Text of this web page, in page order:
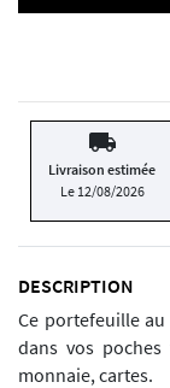
local_shipping
Livraison estimée
Le 12/08/2026
DESCRIPTION
Ce portefeuille
dans vos
monnaie, cartes.